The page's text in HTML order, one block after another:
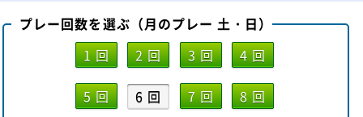
プレー回数を選ぶ（月のプレー 土・日）
1 回
2 回 3 回 4 回
5 回 6 回 7 回 8 回